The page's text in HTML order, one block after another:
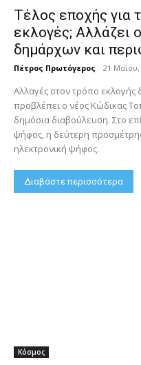
Τέλος εποχής για
εκλογές; Αλλάζει
δημάρχων και
Πέτρος Πρωτόγερος - 21 Μαΐου,
Αλλαγές στον τρόπο
προβλέπει ο νέος Κώδικας
δημόσια διαβούλευση. Στο
ψήφος, η δεύτερη
ηλεκτρονική ψήφος.
Διαβάστε περισσότερα
Κόσμος